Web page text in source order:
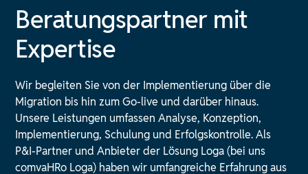
Beratungspartner mit
Expertise
Wir begleiten Sie von der Implementierung über die
Migration bis hin zum Go-live und darüber hinaus.
Unsere Leistungen umfassen Analyse, Konzeption,
Implementierung, Schulung und Erfolgskontrolle. Als
P&I-Partner und Anbieter der Lösung Loga (bei uns
comvaHRo Loga) haben wir umfangreiche Erfahrung aus